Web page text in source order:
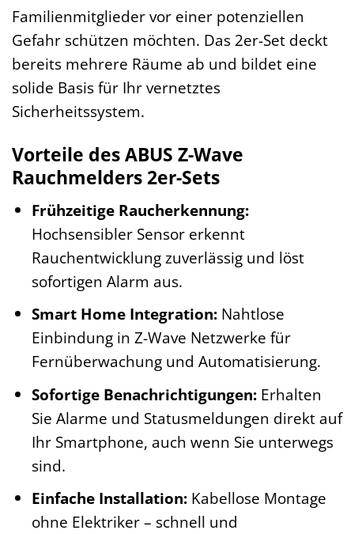
Familienmitglieder vor einer potenziellen
Gefahr schützen möchten. Das 2er-Set deckt
bereits mehrere Räume ab und bildet eine
solide Basis für Ihr vernetztes
Sicherheitssystem.
Vorteile des ABUS Z-Wave
Rauchmelders 2er-Sets
Frühzeitige Raucherkennung:
Hochsensibler Sensor erkennt
Rauchentwicklung zuverlässig und löst
sofortigen Alarm aus.
Smart Home Integration:Nahtlose
Einbindung in Z-Wave Netzwerke für
Fernüberwachung und Automatisierung.
Sofortige Benachrichtigungen:Erhalten
Sie Alarme und Statusmeldungen direkt auf
Ihr Smartphone, auch wenn Sie unterwegs
sind.
Einfache Installation:Kabellose Montage
ohne Elektriker – schnell und